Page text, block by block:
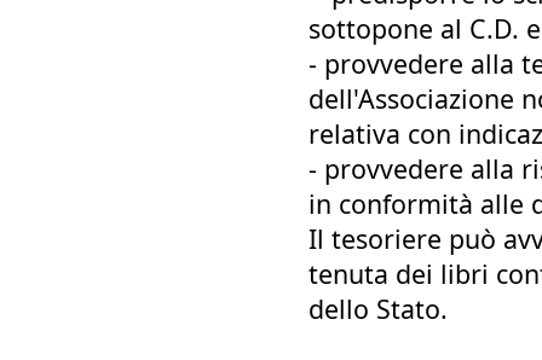
sottopone al C.D.
- provvedere alla
dell'Associazione
relativa con
- provvedere alla
in conformità alle
Il tesoriere può
tenuta dei libri
dello Stato.